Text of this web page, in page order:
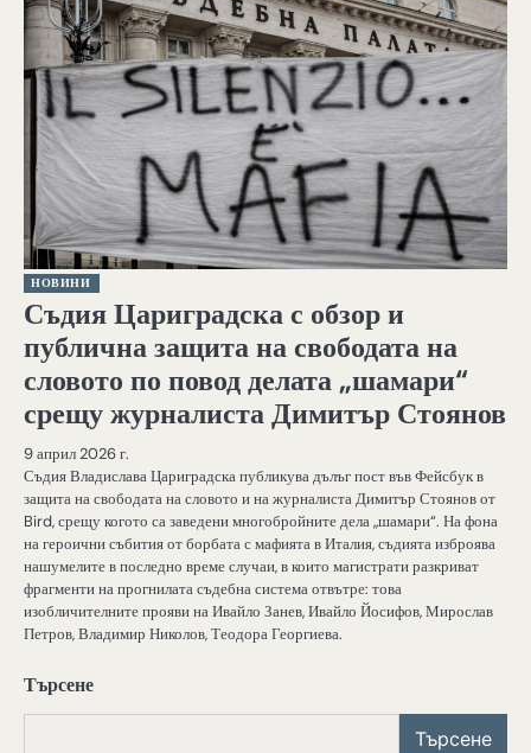
НОВИНИ
Съдия Цариградска с обзор и
публична защита на свободата на
словото по повод делата „шамари“
срещу журналиста Димитър Стоянов
9 април 2026 г.
Съдия Владислава Цариградска публикува дълъг пост във Фейсбук в
защита на свободата на словото и на журналиста Димитър Стоянов от
Bird, срещу когото са заведени многобройните дела „шамари“. На фона
на героични събития от борбата с мафията в Италия, съдията изброява
нашумелите в последно време случаи, в които магистрати разкриват
фрагменти на прогнилата съдебна система отвътре: това
изобличителните прояви на Ивайло Занев, Ивайло Йосифов, Мирослав
Петров, Владимир Николов, Теодора Георгиева.
Търсене
Търсене